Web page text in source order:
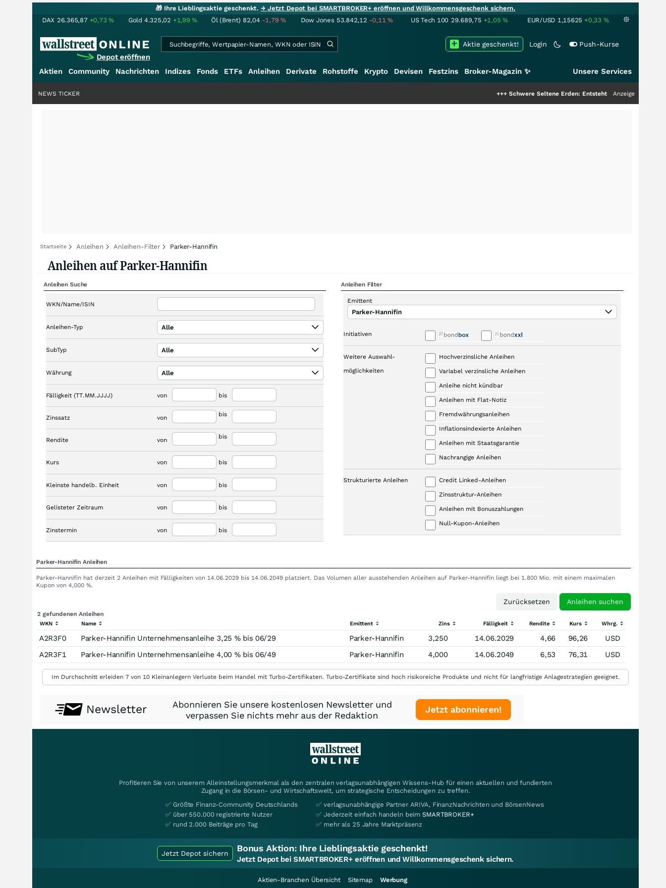
🎁 Ihre Lieblingsaktie geschenkt.→ Jetzt Depot bei SMARTBROKER+ eröffnen und Willkommensgeschenk sichern.
DAX 26.365,87 +0,73% Gold 4.325,02 +1,99% Öl (Brent) 82,04 -1,79% Dow Jones 53.842,12 -0,11% US Tech 100 29.689,75 +1,05% EUR/USD 1,15625 +0,33 %
Depot eröffnen
Login Push-Kurse
Aktie geschenkt!
Aktien Community Nachrichten Indizes Fonds ETFs Anleihen Derivate Rohstoffe Krypto Devisen Festzins Broker-Magazin ✨ Unsere Services
Schwere Seltene Erden: Entsteht hier die nächste
Anzeige
NEWS TICKER
Startseite Anleihen Anleihen-Filter Parker-Hannifin
Anleihen auf Parker-Hannifin
Anleihen Suche
WKN/Name/ISIN
Anleihen-Typ Alle
SubTyp Alle
Währung Alle
Fälligkeit (TT.MM.JJJJ) von bis
Zinssatz von bis
Rendite von bis
Kurs von bis
Kleinste handelb. Einheit von bis
Gelisteter Zeitraum von bis
Zinstermin von bis
Anleihen Filter
Emittent
Parker-Hannifin
Initiativen
Weitere Auswahl-
möglichkeiten
Hochverzinsliche Anleihen
Variabel verzinsliche Anleihen
Anleihe nicht kündbar
Anleihen mit Flat-Notiz
Fremdwährungsanleihen
Inflationsindexierte Anleihen
Anleihen mit Staatsgarantie
Nachrangige Anleihen
Strukturierte Anleihen Credit Linked-Anleihen
Zinsstruktur-Anleihen
Anleihen mit Bonuszahlungen
Null-Kupon-Anleihen
Parker-Hannifin Anleihen
Parker-Hannifin hat derzeit 2 Anleihen mit Fälligkeiten von 14.06.2029 bis 14.06.2049 platziert. Das Volumen aller ausstehenden Anleihen auf Parker-Hannifin liegt bei 1.800 Mio. mit einem maximalen
Kupon von 4,000 %.
2 gefundenen Anleihen
WKN Name Emittent Zins Fälligkeit Rendite Kurs Whrg.
A2R3F0 Parker-Hannifin Unternehmensanleihe 3,25 % bis 06/29 Parker-Hannifin 3,250 14.06.2029 4,66 96,26
USD
A2R3F1
Parker-Hannifin Unternehmensanleihe 4,00 % bis 06/49 Parker-Hannifin 4,000 14.06.2049 6,53 76,31 USD
Im Durchschnitt erleiden 7 von 10 Kleinanlegern Verluste beim Handel mit Turbo-Zertifikaten. Turbo-Zertifikate sind hoch risikoreiche Produkte und nicht für langfristige Anlagestrategien geeignet.
Newsletter
Abonnieren Sie unsere kostenlosen Newsletter und
verpassen Sie nichts mehr aus der Redaktion
Jetzt abonnieren!
Profitieren Sie von unserem Alleinstellungsmerkmal als den zentralen verlagsunabhängigen Wissens-Hub für einen aktuellen und fundierten
Zugang in die Börsen- und Wirtschaftswelt, um strategische Entscheidungen zu treffen.
✅ Größte Finanz-Community Deutschlands
✅ über 550.000 registrierte Nutzer
✅ rund 2.000 Beiträge pro Tag
✅ verlagsunabhängige Partner ARIVA, FinanzNachrichten und BörsenNews
✅ Jederzeit einfach handeln beimSMARTBROKER+
✅ mehr als 25 Jahre Marktpräsenz
Jetzt Depot sichern Bonus Aktion: Ihre Lieblingsaktie geschenkt!
Jetzt Depot bei SMARTBROKER+ eröffnen und Willkommensgeschenk sichern.
Aktien-Branchen Übersicht Sitemap Werbung